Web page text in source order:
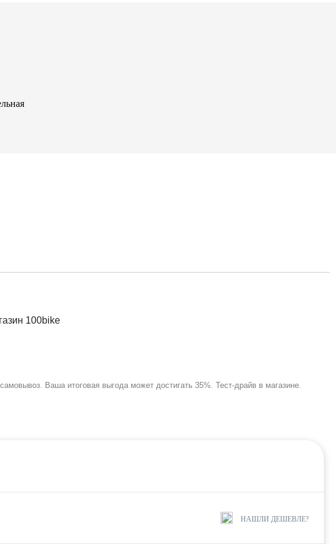
Ваша итоговая выгода может достигать 35%. Тест-драйв в магазине.
НАШЛИ ДЕШЕВЛЕ?